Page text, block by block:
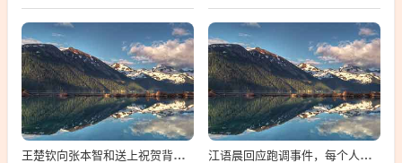
王楚钦向张本智和送上祝贺背后的故事 江语晨回应跑调事件，每个人都有失误，理解并接纳是关键